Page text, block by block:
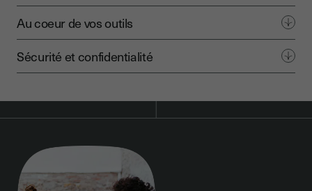
Au coeur de vos outils
Sécurité et confidentialité